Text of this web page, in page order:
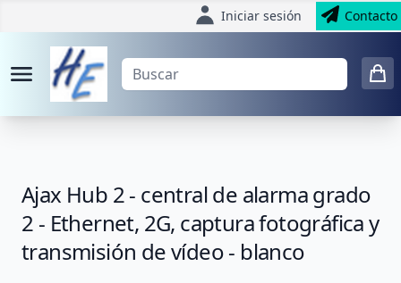
Iniciar sesión Contacto
Ajax Hub 2 - central de alarma grado
2 - Ethernet, 2G, captura fotográfica y
transmisión de vídeo - blanco